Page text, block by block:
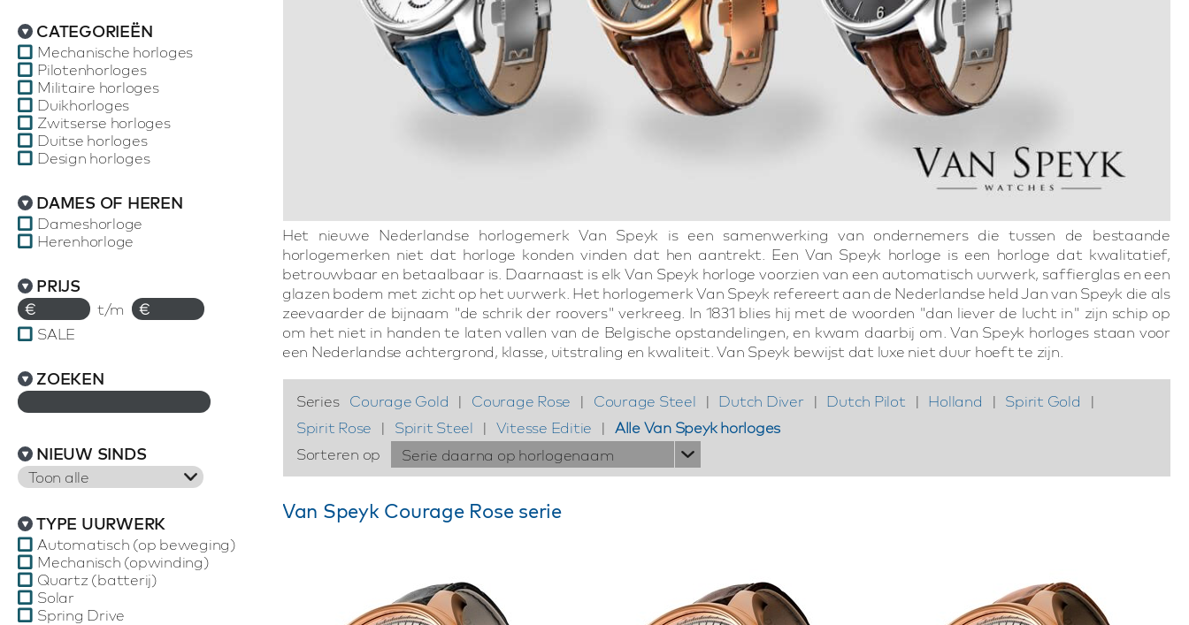
CATEGORIEËN
Mechanische horloges
Pilotenhorloges
Militaire horloges
Duikhorloges
Zwitserse horloges
Duitse horloges
Design horloges
DAMES OF HEREN
Dameshorloge
Herenhorloge
PRIJS
€ t/m
€
SALE
ZOEKEN
NIEUW SINDS
Toon alle
TYPE UURWERK
Automatisch (op beweging)
Mechanisch (opwinding)
Quartz (batterij)
Solar
Spring Drive
Het nieuwe Nederlandse horlogemerk Van Speyk is een samenwerking van ondernemers die tussen de bestaande
horlogemerken niet dat horloge konden vinden dat hen aantrekt. Een Van Speyk horloge is een horloge dat kwalitatief,
betrouwbaar en betaalbaar is. Daarnaast is elk Van Speyk horloge voorzien van een automatisch uurwerk, saffierglas en een
glazen bodem met zicht op het uurwerk. Het horlogemerk Van Speyk refereert aan de Nederlandse held Jan van Speyk die als
zeevaarder de bijnaam "de schrik der roovers" verkreeg. In 1831 blies hij met de woorden "dan liever de lucht in" zijn schip op
om het niet in handen te laten vallen van de Belgische opstandelingen, en kwam daarbij om. Van Speyk horloges staan voor
een Nederlandse achtergrond, klasse, uitstraling en kwaliteit. Van Speyk bewijst dat luxe niet duur hoeft te zijn.
Series Courage Gold | Courage Rose | Courage Steel | Dutch Diver | Dutch Pilot | Holland | Spirit Gold
|
Spirit Rose
| Spirit Steel | Vitesse Editie | Alle Van Speyk horloges
Sorteren op
Serie daarna op horlogenaam
Van Speyk Courage Rose serie